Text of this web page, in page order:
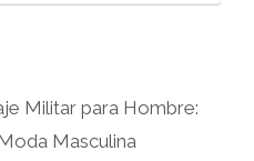
Militar para Hombre:
Masculina